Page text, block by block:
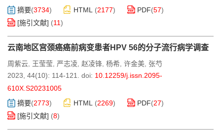
摘要(3734) HTML (2177) PDF(57)
[施引文献] (11)
云南地区宫颈癌癌前病变患者HPV 56的分子流行病学调查
周紫云, 王莹莹, 严志凌, 赵凌锋, 杨希, 许金美, 张芍
2023, 44(10): 114-121. doi: 10.12259/j.issn.2095-
610X.S20231005
摘要(2773) HTML (2269) PDF(27)
[施引文献] (8)